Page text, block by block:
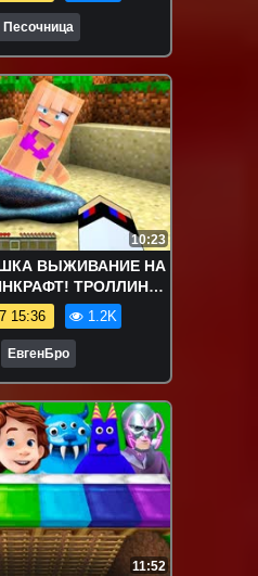
Песочница
10:23
ВЫЖИВАНИЕ НА
ТРОЛЛИНГ
15:36 1.2K
ЕвгенБро
11:52